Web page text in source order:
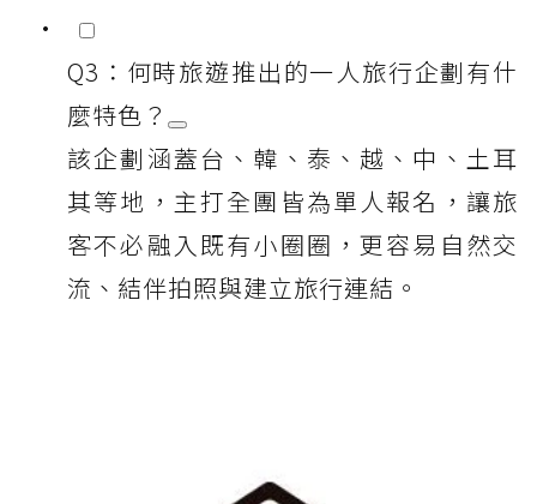
Q3：何時旅遊推出的一人旅行企劃有什
麼特色？
該企劃涵蓋台、韓、泰、越、中、土耳
其等地，主打全團皆為單人報名，讓旅
客不必融入既有小圈圈，更容易自然交
流、結伴拍照與建立旅行連結。